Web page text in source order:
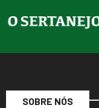
SOBRE NÓS